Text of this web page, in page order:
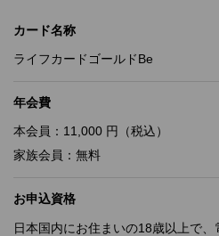
カード名称
ライフカードゴールドBe
年会費
本会員：11,000 円（税込）
家族会員：無料
お申込資格
日本国内にお住まいの18歳以上で、